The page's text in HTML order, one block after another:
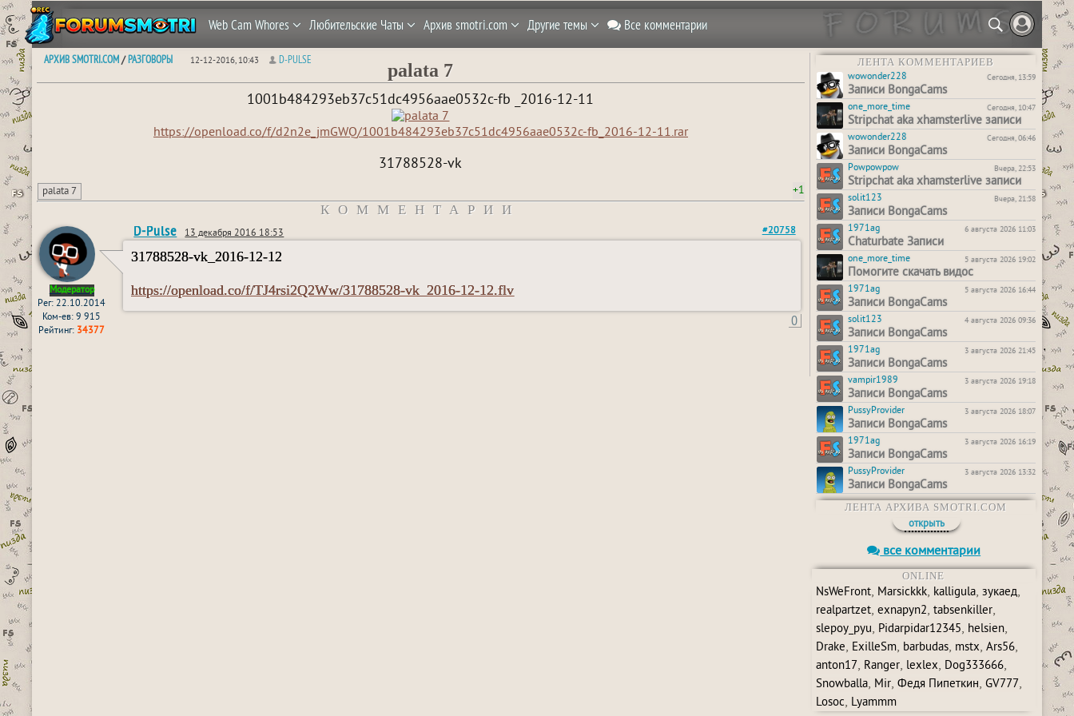
Web Cam Whores Любительские Чаты Архив smotri.com Другие темы Все комментарии
АРХИВ SMOTRI.COM/РАЗГОВОРЫ 12-12-2016, 10:43 D-PULSE
palata 7
1001b484293eb37c51dc4956aae0532c-fb _2016-12-11
https://openload.co/f/d2n2e_jmGWQ/1001b484293eb37c51dc4956aae0532c-fb_2016-12-11.rar
31788528-vk
palata 7 +1
КОММЕНТАРИИ
Модератор
Рег: 22.10.2014
Ком-ев: 9 915
Рейтинг: 34377
D-Pulse 13 декабря 2016 18:53 #20758
31788528-vk_2016-12-12
https://openload.co/f/TJ4rsi2Q2Ww/31788528-vk_2016-12-12.flv
0
ЛЕНТА КОММЕНТАРИЕВ
wowonder228
Сегодня, 13:59
Записи BongaCams
one_more_time Сегодня, 10:47
Stripchat aka xhamsterlive записи
wowonder228 Сегодня, 06:46
Записи BongaCams
Powpowpow Вчера, 22:53
Stripchat aka xhamsterlive записи
solit123 Вчера, 21:58
Записи BongaCams
1971ag 6 августа 2026 11:03
Chaturbate Записи
one_more_time 5 августа 2026 19:02
Помогите скачать видос
1971ag 5 августа 2026 16:44
Записи BongaCams
solit123 4 августа 2026 09:36
Записи BongaCams
1971ag 3 августа 2026 21:45
Записи BongaCams
vampir1989 3 августа 2026 19:18
Записи BongaCams
PussyProvider 3 августа 2026 18:07
Записи BongaCams
1971ag 3 августа 2026 16:19
Записи BongaCams
PussyProvider 3 августа 2026 13:32
Записи BongaCams
ЛЕНТА АРХИВА SMOTRI.COM
открыть
все комментарии
ONLINE
NsWeFront, Marsickkk, kalligula, зукаед,
realpartzet, exnapyn2, tabsenkiller,
slepoy_pyu, Pidarpidar12345, helsien,
Drake, ExilleSm, barbudas, mstx, Ars56,
anton17, Ranger, lexlex, Dog333666,
Snowballa, Mir, Федя Пипеткин, GV777,
Losoc, Lyammm